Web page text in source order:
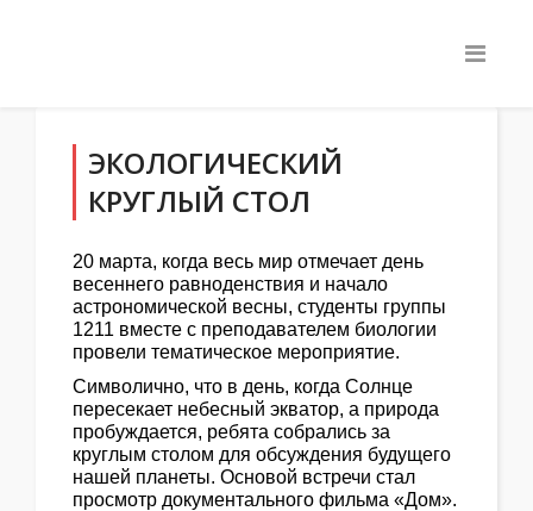
ЭКОЛОГИЧЕСКИЙ
КРУГЛЫЙ СТОЛ
20 марта, когда весь мир отмечает день
весеннего равноденствия и начало
астрономической весны, студенты группы
1211 вместе с преподавателем биологии
провели тематическое мероприятие.
Символично, что в день, когда Солнце
пересекает небесный экватор, а природа
пробуждается, ребята собрались за
круглым столом для обсуждения будущего
нашей планеты. Основой встречи стал
просмотр документального фильма «Дом».